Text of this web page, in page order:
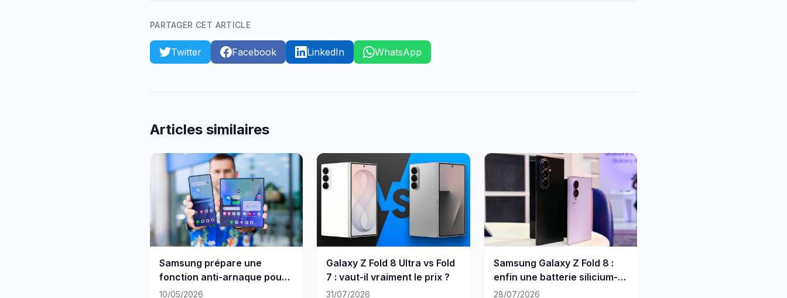
PARTAGER CET ARTICLE
Twitter Facebook LinkedIn WhatsApp
Articles similaires
Samsung prépare une
fonction anti-arnaque pour
vos Galaxy
10/05/2026
Galaxy Z Fold 8 Ultra vs Fold
7 : vaut-il vraiment le prix ?
31/07/2026
Samsung Galaxy Z Fold 8 :
enfin une batterie silicium-
carbone
28/07/2026